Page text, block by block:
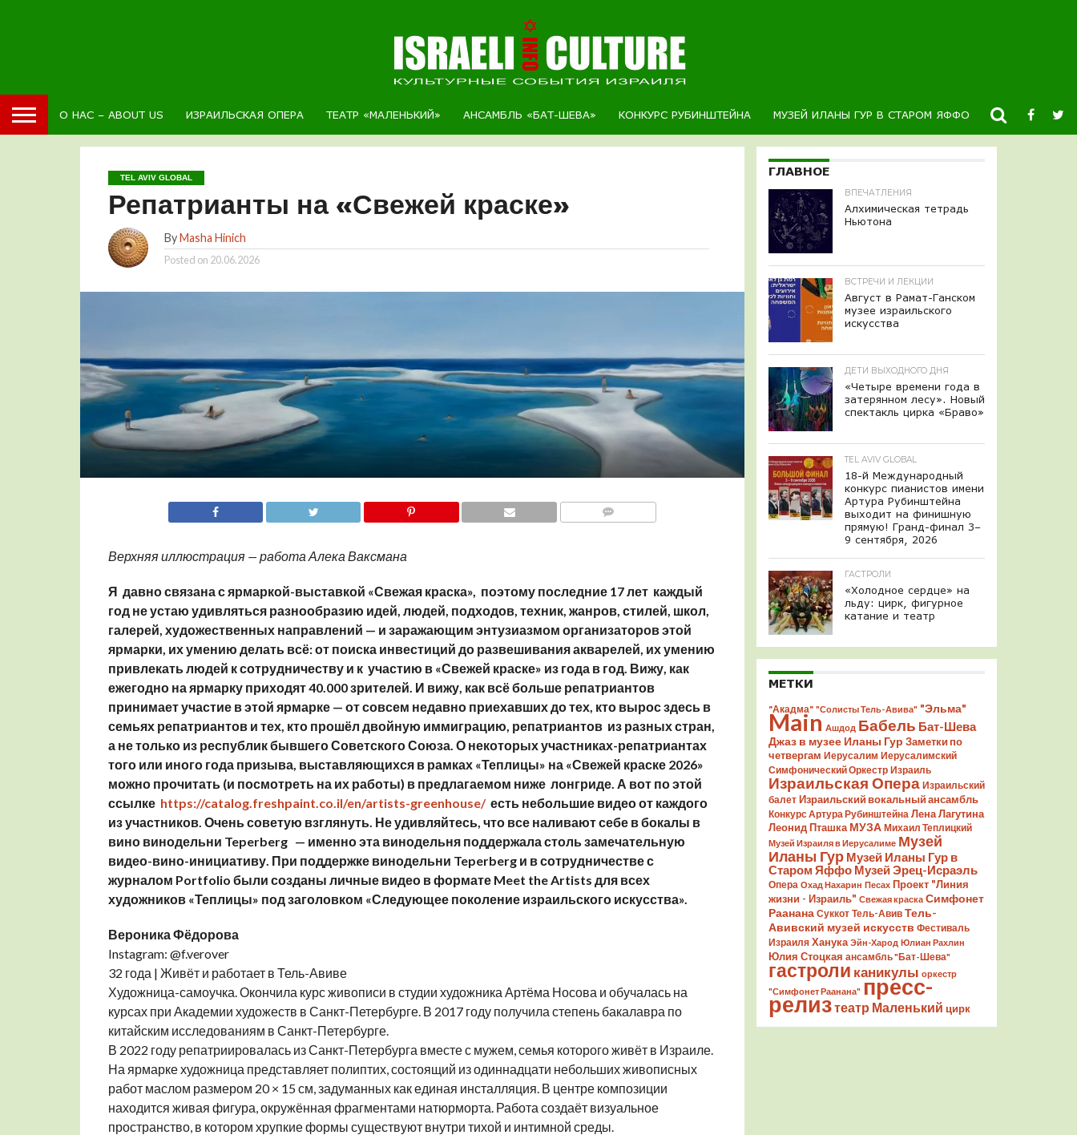
О НАС – ABOUT US ИЗРАИЛЬСКАЯ ОПЕРА ТЕАТР «МАЛЕНЬКИЙ» АНСАМБЛЬ «БАТ-ШЕВА» КОНКУРС РУБИНШТЕЙНА МУЗЕЙ ИЛАНЫ ГУР В СТАРОМ ЯФФО НОВОСТИ
TEL AVIV GLOBAL
Репатрианты на «Свежей краске»
ByMasha Hinich
Posted on 20.06.2026
Верхняя иллюстрация — работа Алека Ваксмана
Я давно связана с ярмаркой-выставкой «Свежая краска», поэтому последние 17 лет каждый
год не устаю удивляться разнообразию идей, людей, подходов, техник, жанров, стилей, школ,
галерей, художественных направлений — и заражающим энтузиазмом организаторов этой
ярмарки, их умению делать всё: от поиска инвестиций до развешивания акварелей, их умению
привлекать людей к сотрудничеству и к участию в «Свежей краске» из года в год. Вижу, как
ежегодно на ярмарку приходят 40.000 зрителей. И вижу, как всё больше репатриантов
принимает участие в этой ярмарке — от совсем недавно приехавших до тех, кто вырос здесь в
семьях репатриантов и тех, кто прошёл двойную иммиграцию, репатриантов из разных стран,
а не только из республик бывшего Советского Союза. О некоторых участниках-репатриантах
того или иного года призыва, выставляющихся в рамках «Теплицы» на «Свежей краске 2026»
можно прочитать (и посмотреть на их работы) в предлагаемом ниже лонгриде. А вот по этой
ссылке https://catalog.freshpaint.co.il/en/artists-greenhouse/есть небольшие видео от каждого
из участников. Очень советую взглянуть. Не удивляйтесь, что все наливают себе в бокалы в
вино винодельни Teperberg — именно эта винодельня поддержала столь замечательную
видео-вино-инициативу. При поддержке винодельни Teperberg и в сотрудничестве с
журналом Portfolio были созданы личные видео в формате Meet the Artists для всех
художников «Теплицы» под заголовком «Следующее поколение израильского искусства».
Вероника Фёдорова
Instagram: @f.verover
32 года | Живёт и работает в Тель-Авиве
Художница-самоучка. Окончила курс живописи в студии художника Артёма Носова и обучалась на
курсах при Академии художеств в Санкт-Петербурге. В 2017 году получила степень бакалавра по
китайским исследованиям в Санкт-Петербурге.
В 2022 году репатриировалась из Санкт-Петербурга вместе с мужем, семья которого живёт в Израиле.
На ярмарке художница представляет полиптих, состоящий из одиннадцати небольших живописных
работ маслом размером 20 × 15 см, задуманных как единая инсталляция. В центре композиции
находится живая фигура, окружённая фрагментами натюрморта. Работа создаёт визуальное
пространство, в котором хрупкие формы существуют внутри тихой и интимной среды.
ГЛАВНОЕ
ВПЕЧАТЛЕНИЯ
Алхимическая тетрадь
Ньютона
ВСТРЕЧИ И ЛЕКЦИИ
Август в Рамат-Ганском
музее израильского
искусства
ДЕТИ ВЫХОДНОГО ДНЯ
«Четыре времени года в
затерянном лесу». Новый
спектакль цирка «Браво»
TEL AVIV GLOBAL
18-й Международный
конкурс пианистов имени
Артура Рубинштейна
выходит на финишную
прямую! Гранд-финал 3–
9 сентября, 2026
ГАСТРОЛИ
«Холодное сердце» на
льду: цирк, фигурное
катание и театр
МЕТКИ
"Акадма" "Солисты Тель-Авива" "Эльма"
Main Ашдод Бабель Бат-Шева
Джаз в музее Иланы Гур Заметки по
четвергам Иерусалим Иерусалимский
Симфонический Оркестр Израиль
Израильская Опера Израильский
балет Израильский вокальный ансамбль
Конкурс Артура Рубинштейна Лена Лагутина
Леонид Пташка МУЗА Михаил Теплицкий
Музей Израиля в Иерусалиме Музей
Иланы Гур Музей Иланы Гур в
Старом Яффо Музей Эрец-Исраэль
Опера Охад Нахарин Песах Проект "Линия
жизни - Израиль" Свежая краска Симфонет
Раанана Суккот Тель-Авив Тель-
Авивский музей искусств Фестиваль
Израиля Ханука Эйн-Харод Юлиан Рахлин
Юлия Стоцкая ансамбль "Бат-Шева"
гастроли каникулы оркестр
"Симфонет Раанана" пресс-
релизтеатр Маленький цирк